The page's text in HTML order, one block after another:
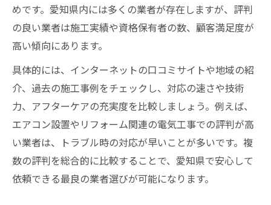
めです。愛知県内には多くの業者が存在しますが、評判
の良い業者は施工実績や資格保有者の数、顧客満足度が
高い傾向にあります。
具体的には、インターネットの口コミサイトや地域の紹
介、過去の施工事例をチェックし、対応の速さや技術
力、アフターケアの充実度を比較しましょう。例えば、
エアコン設置やリフォーム関連の電気工事での評判が高
い業者は、トラブル時の対応が早いことが多いです。複
数の評判を総合的に比較することで、愛知県で安心して
依頼できる最良の業者選びが可能になります。